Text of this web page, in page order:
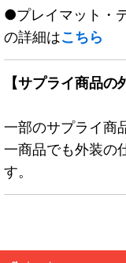
●プレイマット・
の詳細はこちら
【サプライ商品の
一部のサプライ商
一商品でも外装の
す。